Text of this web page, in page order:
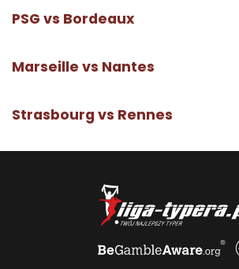
PSG vs Bordeaux
Marseille vs Nantes
Strasbourg vs Rennes